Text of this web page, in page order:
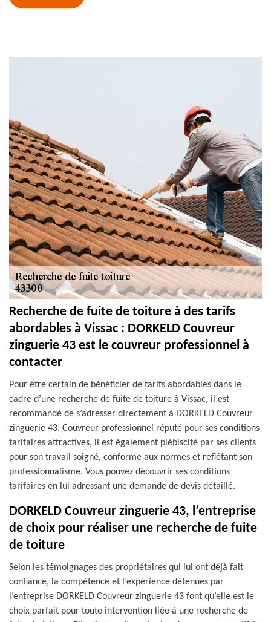
Recherche de fuite de toiture à des tarifs
abordables à Vissac : DORKELD Couvreur
zinguerie 43 est le couvreur professionnel à
contacter
Pour être certain de bénéficier de tarifs abordables dans le
cadre d’une recherche de fuite de toiture à Vissac, il est
recommandé de s’adresser directement à DORKELD Couvreur
zinguerie 43. Couvreur professionnel réputé pour ses conditions
tarifaires attractives, il est également plébiscité par ses clients
pour son travail soigné, conforme aux normes et reflétant son
professionnalisme. Vous pouvez découvrir ses conditions
tarifaires en lui adressant une demande de devis détaillé.
DORKELD Couvreur zinguerie 43, l’entreprise
de choix pour réaliser une recherche de fuite
de toiture
Selon les témoignages des propriétaires qui lui ont déjà fait
confiance, la compétence et l’expérience détenues par
l’entreprise DORKELD Couvreur zinguerie 43 font qu’elle est le
choix parfait pour toute intervention liée à une recherche de